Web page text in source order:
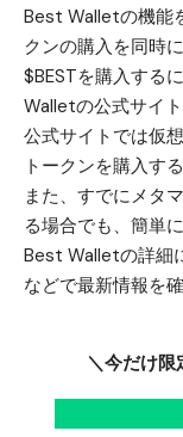
Best Walletの機能
クンの購入 を同時
$BESTを購入する
Walletの公式サイト
公式サイトでは仮
トークンを購入す
また、すでにメタ
る場合でも、簡単
Best Walletの詳細
などで最新情報を
＼今だけ